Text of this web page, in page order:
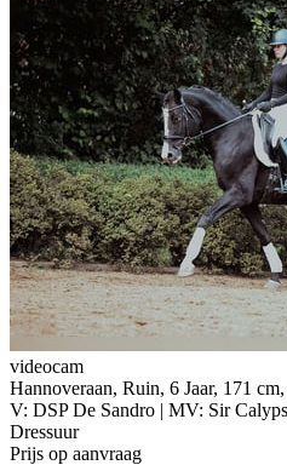
videocam
Hannoveraan, Ruin, 6 Jaar, 171
V: DSP De Sandro | MV: Sir
Dressuur
Prijs op aanvraag